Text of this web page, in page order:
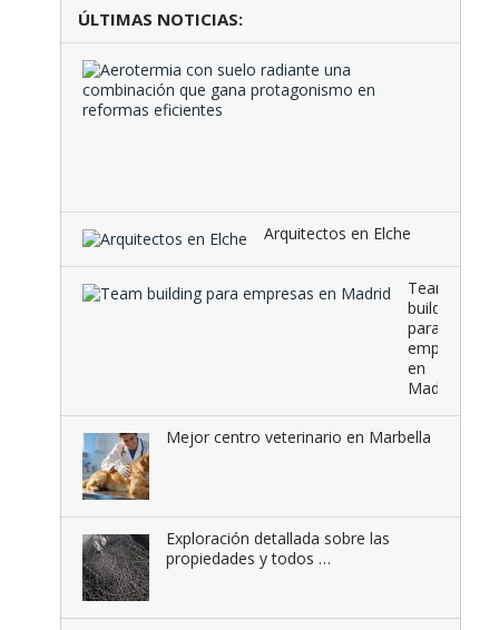
ÚLTIMAS NOTICIAS:
Arquitectos en Elche
Team
building
para
empresas
en
Madrid
Mejor centro veterinario en Marbella
Exploración detallada sobre las
propiedades y todos …